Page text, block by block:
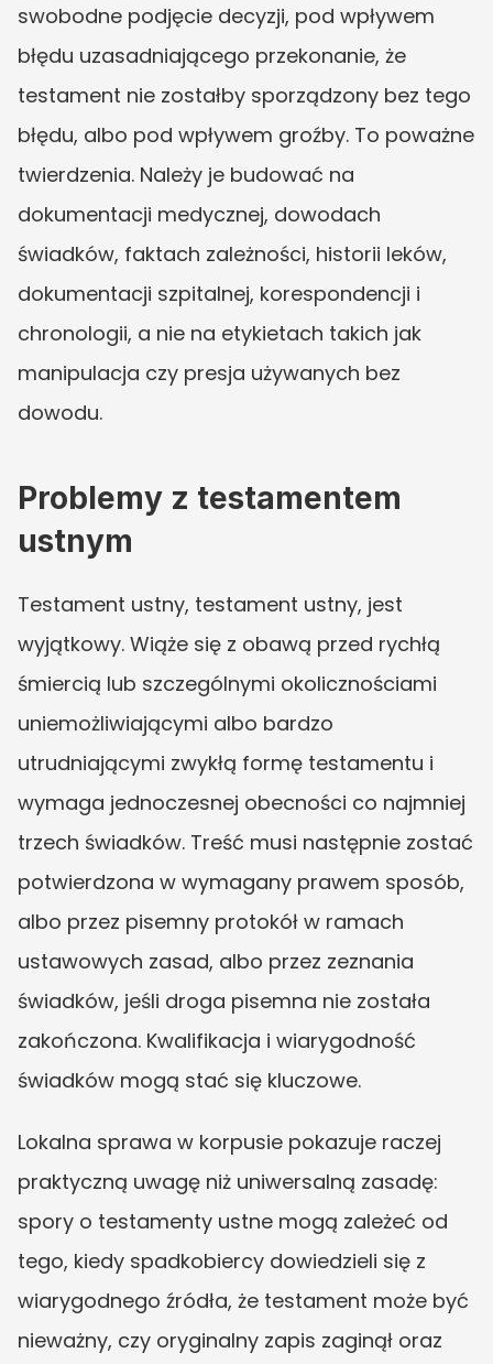
swobodne podjęcie decyzji, pod wpływem
błędu uzasadniającego przekonanie, że
testament nie zostałby sporządzony bez tego
błędu, albo pod wpływem groźby. To poważne
twierdzenia. Należy je budować na
dokumentacji medycznej, dowodach
świadków, faktach zależności, historii leków,
dokumentacji szpitalnej, korespondencji i
chronologii, a nie na etykietach takich jak
manipulacja czy presja używanych bez
dowodu.
Problemy z testamentem
ustnym
Testament ustny, testament ustny, jest
wyjątkowy. Wiąże się z obawą przed rychłą
śmiercią lub szczególnymi okolicznościami
uniemożliwiającymi albo bardzo
utrudniającymi zwykłą formę testamentu i
wymaga jednoczesnej obecności co najmniej
trzech świadków. Treść musi następnie zostać
potwierdzona w wymagany prawem sposób,
albo przez pisemny protokół w ramach
ustawowych zasad, albo przez zeznania
świadków, jeśli droga pisemna nie została
zakończona. Kwalifikacja i wiarygodność
świadków mogą stać się kluczowe.
Lokalna sprawa w korpusie pokazuje raczej
praktyczną uwagę niż uniwersalną zasadę:
spory o testamenty ustne mogą zależeć od
tego, kiedy spadkobiercy dowiedzieli się z
wiarygodnego źródła, że testament może być
nieważny, czy oryginalny zapis zaginął oraz